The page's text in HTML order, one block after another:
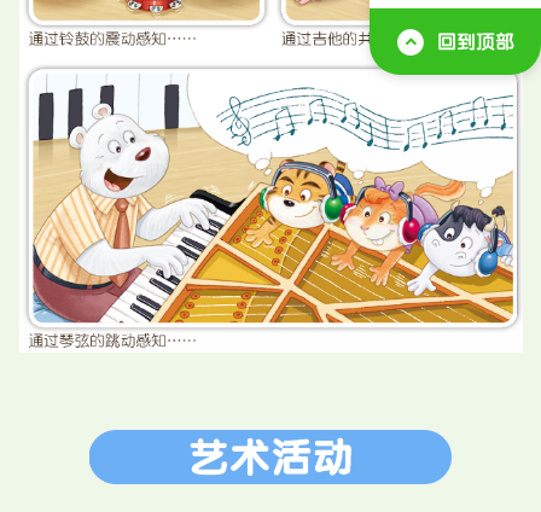
回到顶部